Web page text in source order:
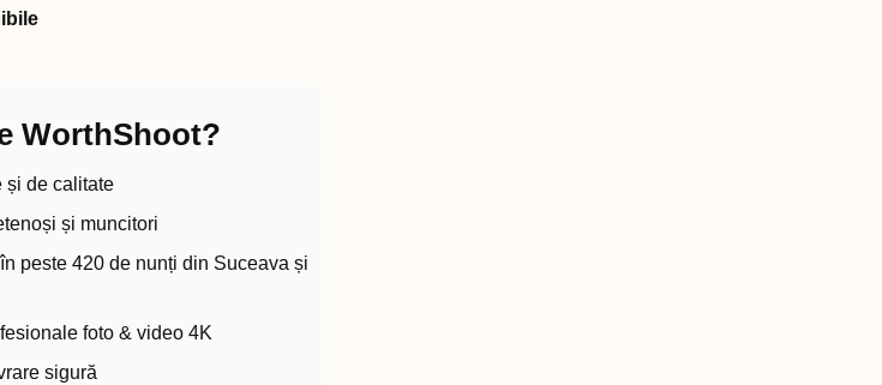
WorthShoot?
și de calitate
și muncitori
peste 420 de nunți din Suceava și
foto & video 4K
sigură